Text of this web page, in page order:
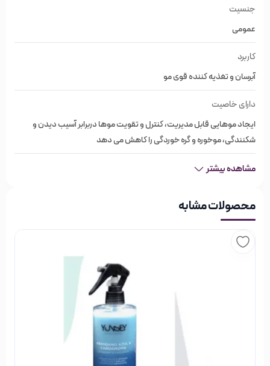
تقویت و تغذیه کننده مو
جلوگیری از وز شدن مو
بدون نیاز به آبکشی
نرم کننده موی سر
بدون سولفات، پارابن و نمک
وگان (گیاهی)
بدون خشونت (cruetly-free)
غیر تراریخته (Non-GMO)
طرز استفاده
مقدار کمی از اسپری را روی موهای خشک یا مرطوب و تا انتهای موها
معرفی برند اوری استرند Every Strand
اوری اِسترند برند آمریکایی محصولات مراقبت از مو بر پایه طبیعت
می‌باشد. محصولات اوری استرند با استفاده از مواد اولیه‌ای که از دل
طبیعت بدست آمده‌اند تولید می‌شود و علاوه بر این بسته‌بندی
جنسیت
عمومی
کاربرد
آبرسان و تغذیه کننده قوی مو
دارای خاصیت
ایجاد موهایی قابل مدیریت، کنترل و تقویت موها دربرابر آسیب دیدن و
شکنندگی، موخوره و گره خوردگی را کاهش می دهد
مشاهده بیشتر
محصولات مشابه